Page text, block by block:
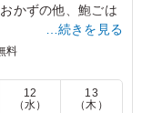
かずの他、鮑ごは
…続きを見る
料
12
（水）
13
（木）